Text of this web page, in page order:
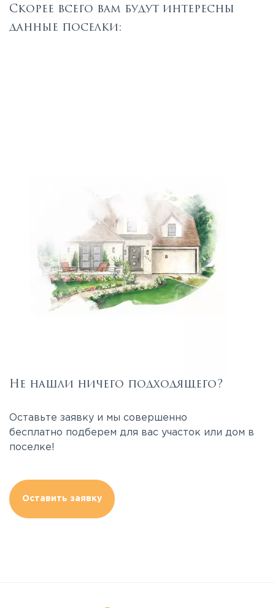
Скорее всего вам будут интересны
данные поселки:
Не нашли ничего подходящего?
Оставьте заявку и мы совершенно
бесплатно подберем для вас участок или дом в
поселке!
Оставить заявку